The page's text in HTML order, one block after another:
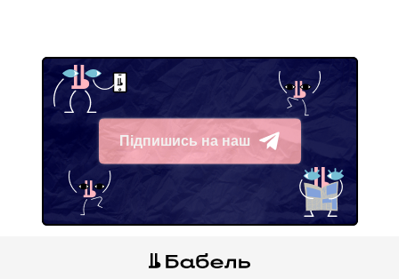
Підпишись на наш
Telegram